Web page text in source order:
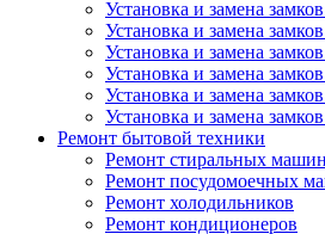
Установка и замена замков
Установка и замена
Установка и замена
Установка и замена
Установка и замена
Установка и замена
Ремонт бытовой техники
Ремонт стиральных машин
Ремонт посудомоечных
Ремонт холодильников
Ремонт кондиционеров